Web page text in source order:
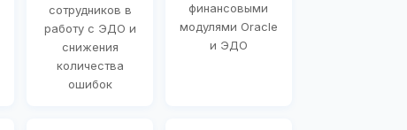
сотрудников в
работу с ЭДО и
снижения
количества
ошибок
финансовыми
модулями Oracle
и ЭДО